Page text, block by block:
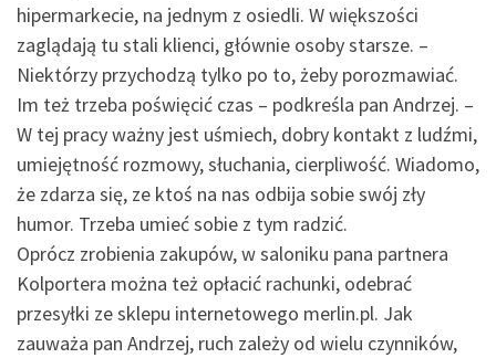
hipermarkecie, na jednym z osiedli. W większości
zaglądają tu stali klienci, głównie osoby starsze. –
Niektórzy przychodzą tylko po to, żeby porozmawiać.
Im też trzeba poświęcić czas – podkreśla pan Andrzej. –
W tej pracy ważny jest uśmiech, dobry kontakt z ludźmi,
umiejętność rozmowy, słuchania, cierpliwość. Wiadomo,
że zdarza się, ze ktoś na nas odbija sobie swój zły
humor. Trzeba umieć sobie z tym radzić.
Oprócz zrobienia zakupów, w saloniku pana partnera
Kolportera można też opłacić rachunki, odebrać
przesyłki ze sklepu internetowego merlin.pl. Jak
zauważa pan Andrzej, ruch zależy od wielu czynników,